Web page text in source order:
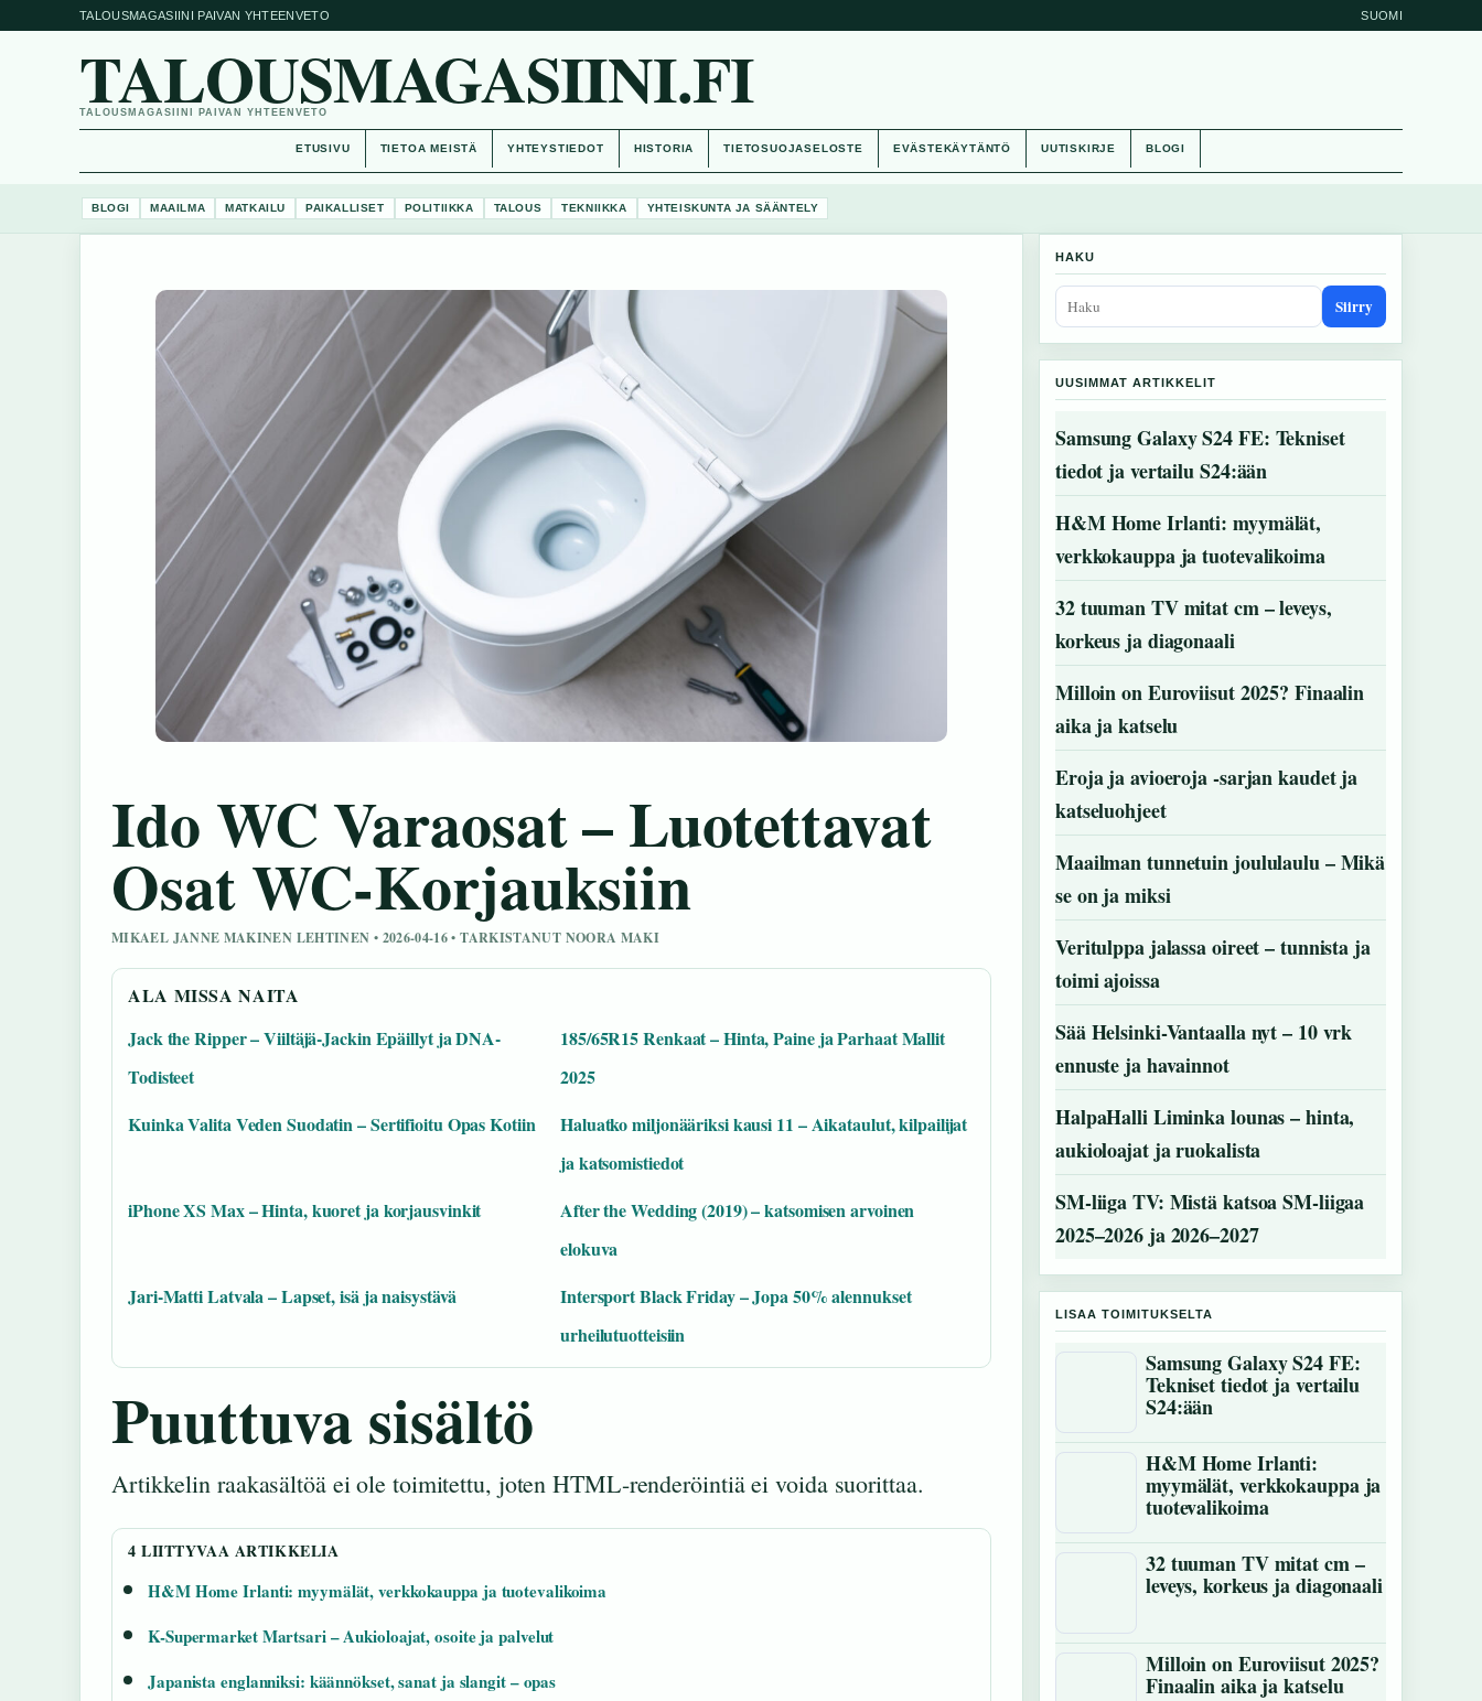
TALOUSMAGASIINI PAIVAN YHTEENVETO SUOMI
TALOUSMAGASIINI.FI
TALOUSMAGASIINI PAIVAN YHTEENVETO
ETUSIVU TIETOA MEISTÄ YHTEYSTIEDOT HISTORIA TIETOSUOJASELOSTE EVÄSTEKÄYTÄNTÖ UUTISKIRJE BLOGI
BLOGI MAAILMA MATKAILU PAIKALLISET POLITIIKKA TALOUS TEKNIIKKA YHTEISKUNTA JA SÄÄNTELY
Ido WC Varaosat – Luotettavat
Osat WC-Korjauksiin
MIKAEL JANNE MAKINEN LEHTINEN • 2026-04-16 • TARKISTANUT NOORA MAKI
ALA MISSA NAITA
Jack the Ripper – Viiltäjä-Jackin Epäillyt ja DNA-
Todisteet
185/65R15 Renkaat – Hinta, Paine ja Parhaat Mallit
2025
Kuinka Valita Veden Suodatin – Sertifioitu Opas Kotiin
Haluatko miljonääriksi kausi 11 – Aikataulut, kilpailijat
ja katsomistiedot
iPhone XS Max – Hinta, kuoret ja korjausvinkit
After the Wedding (2019) – katsomisen arvoinen
elokuva
Jari-Matti Latvala – Lapset, isä ja naisystävä
Intersport Black Friday – Jopa 50% alennukset
urheilutuotteisiin
Puuttuva sisältö
Artikkelin raakasältöä ei ole toimitettu, joten HTML-renderöintiä ei voida suorittaa.
4 LIITTYVAA ARTIKKELIA
H&M Home Irlanti: myymälät, verkkokauppa ja tuotevalikoima
K-Supermarket Martsari – Aukioloajat, osoite ja palvelut
Japanista englanniksi: käännökset, sanat ja slangit – opas
HAKU
Siirry
UUSIMMAT ARTIKKELIT
Samsung Galaxy S24 FE: Tekniset
tiedot ja vertailu S24:ään
H&M Home Irlanti: myymälät,
verkkokauppa ja tuotevalikoima
32 tuuman TV mitat cm – leveys,
korkeus ja diagonaali
Milloin on Euroviisut 2025? Finaalin
aika ja katselu
Eroja ja avioeroja -sarjan kaudet ja
katseluohjeet
Maailman tunnetuin joululaulu – Mikä
se on ja miksi
Veritulppa jalassa oireet – tunnista ja
toimi ajoissa
Sää Helsinki-Vantaalla nyt – 10 vrk
ennuste ja havainnot
HalpaHalli Liminka lounas – hinta,
aukioloajat ja ruokalista
SM-liiga TV: Mistä katsoa SM-liigaa
2025–2026 ja 2026–2027
LISAA TOIMITUKSELTA
Samsung Galaxy S24 FE:
Tekniset tiedot ja vertailu
S24:ään
H&M Home Irlanti:
myymälät, verkkokauppa ja
tuotevalikoima
32 tuuman TV mitat cm –
leveys, korkeus ja diagonaali
Milloin on Euroviisut 2025?
Finaalin aika ja katselu